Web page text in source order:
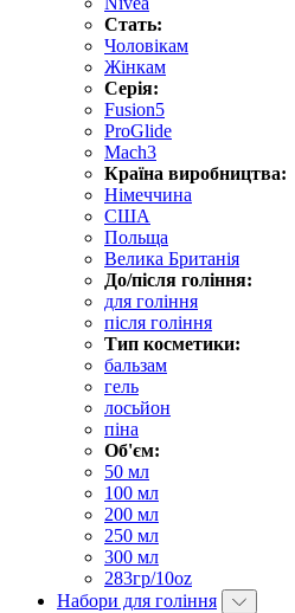
Стать:
Чоловікам
Жінкам
Серія:
Fusion5
ProGlide
Mach3
Країна виробництва:
Німеччина
США
Польща
Велика Британія
До/після гоління:
для гоління
після гоління
Тип косметики:
бальзам
гель
лосьйон
піна
Об'єм:
50 мл
100 мл
200 мл
250 мл
300 мл
283гр/10oz
Набори для гоління